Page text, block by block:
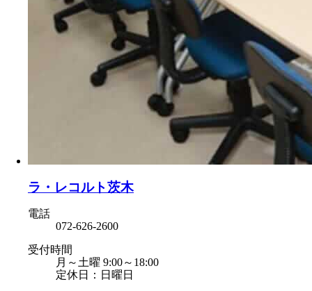
ラ・レコルト茨木
電話
072-626-2600
受付時間
月～土曜 9:00～18:00
定休日：日曜日